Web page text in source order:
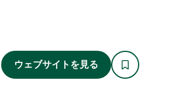
ウェブサイトを見る